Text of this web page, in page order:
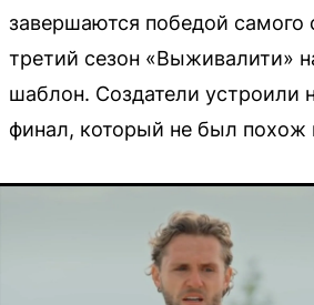
завершаются победой самого
третий сезон «Выживалити»
шаблон. Создатели устроили
финал, который не был